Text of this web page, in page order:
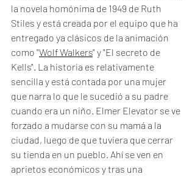
la novela homónima de 1949 de Ruth
Stiles y está creada por el equipo que ha
entregado ya clásicos de la animación
como "Wolf Walkers" y "El secreto de
Kells". La historia es relativamente
sencilla y está contada por una mujer
que narra lo que le sucedió a su padre
cuando era un niño. Elmer Elevator se ve
forzado a mudarse con su mamá a la
ciudad, luego de que tuviera que cerrar
su tienda en un pueblo. Ahí se ven en
aprietos económicos y tras una